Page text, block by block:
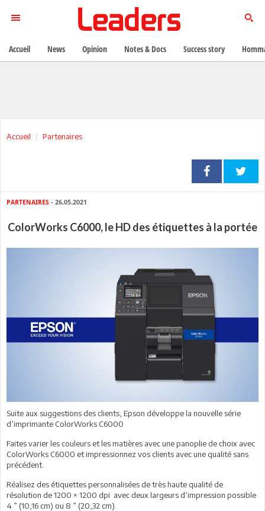
Accueil Partenaires
PARTENAIRES - 26.05.2021
ColorWorks C6000, le HD des étiquettes à la portée
Suite aux suggestions des clients, Epson développe la nouvelle série
d’imprimante ColorWorks C6000
Faites varier les couleurs et les matières avec une panoplie de choix avec
ColorWorks C6000 et impressionnez vos clients avec une qualité sans
précédent.
Réalisez des étiquettes personnalisées de très haute qualité de
résolution de 1200 × 1200 dpi avec deux largeurs d’impression possible
4 ” (10,16 cm) ou 8 ” (20,32 cm).
Accueil News Opinion Notes & Docs Success story